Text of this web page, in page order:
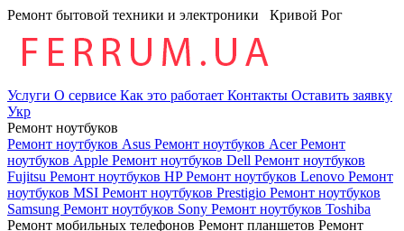
Ремонт бытовой техники и электроники Кривой Рог
Услуги О сервисе Как это работает Контакты Оставить заявку
Укр
Ремонт ноутбуков
Ремонт ноутбуков Asus Ремонт ноутбуков AcerРемонт
ноутбуков Apple Ремонт ноутбуков Dell Ремонт ноутбуков
Fujitsu Ремонт ноутбуков HPРемонт ноутбуков Lenovo Ремонт
ноутбуков MSI Ремонт ноутбуков Prestigio Ремонт ноутбуков
Samsung Ремонт ноутбуков Sony Ремонт ноутбуков Toshiba
Ремонт мобильных телефонов Ремонт планшетов Ремонт